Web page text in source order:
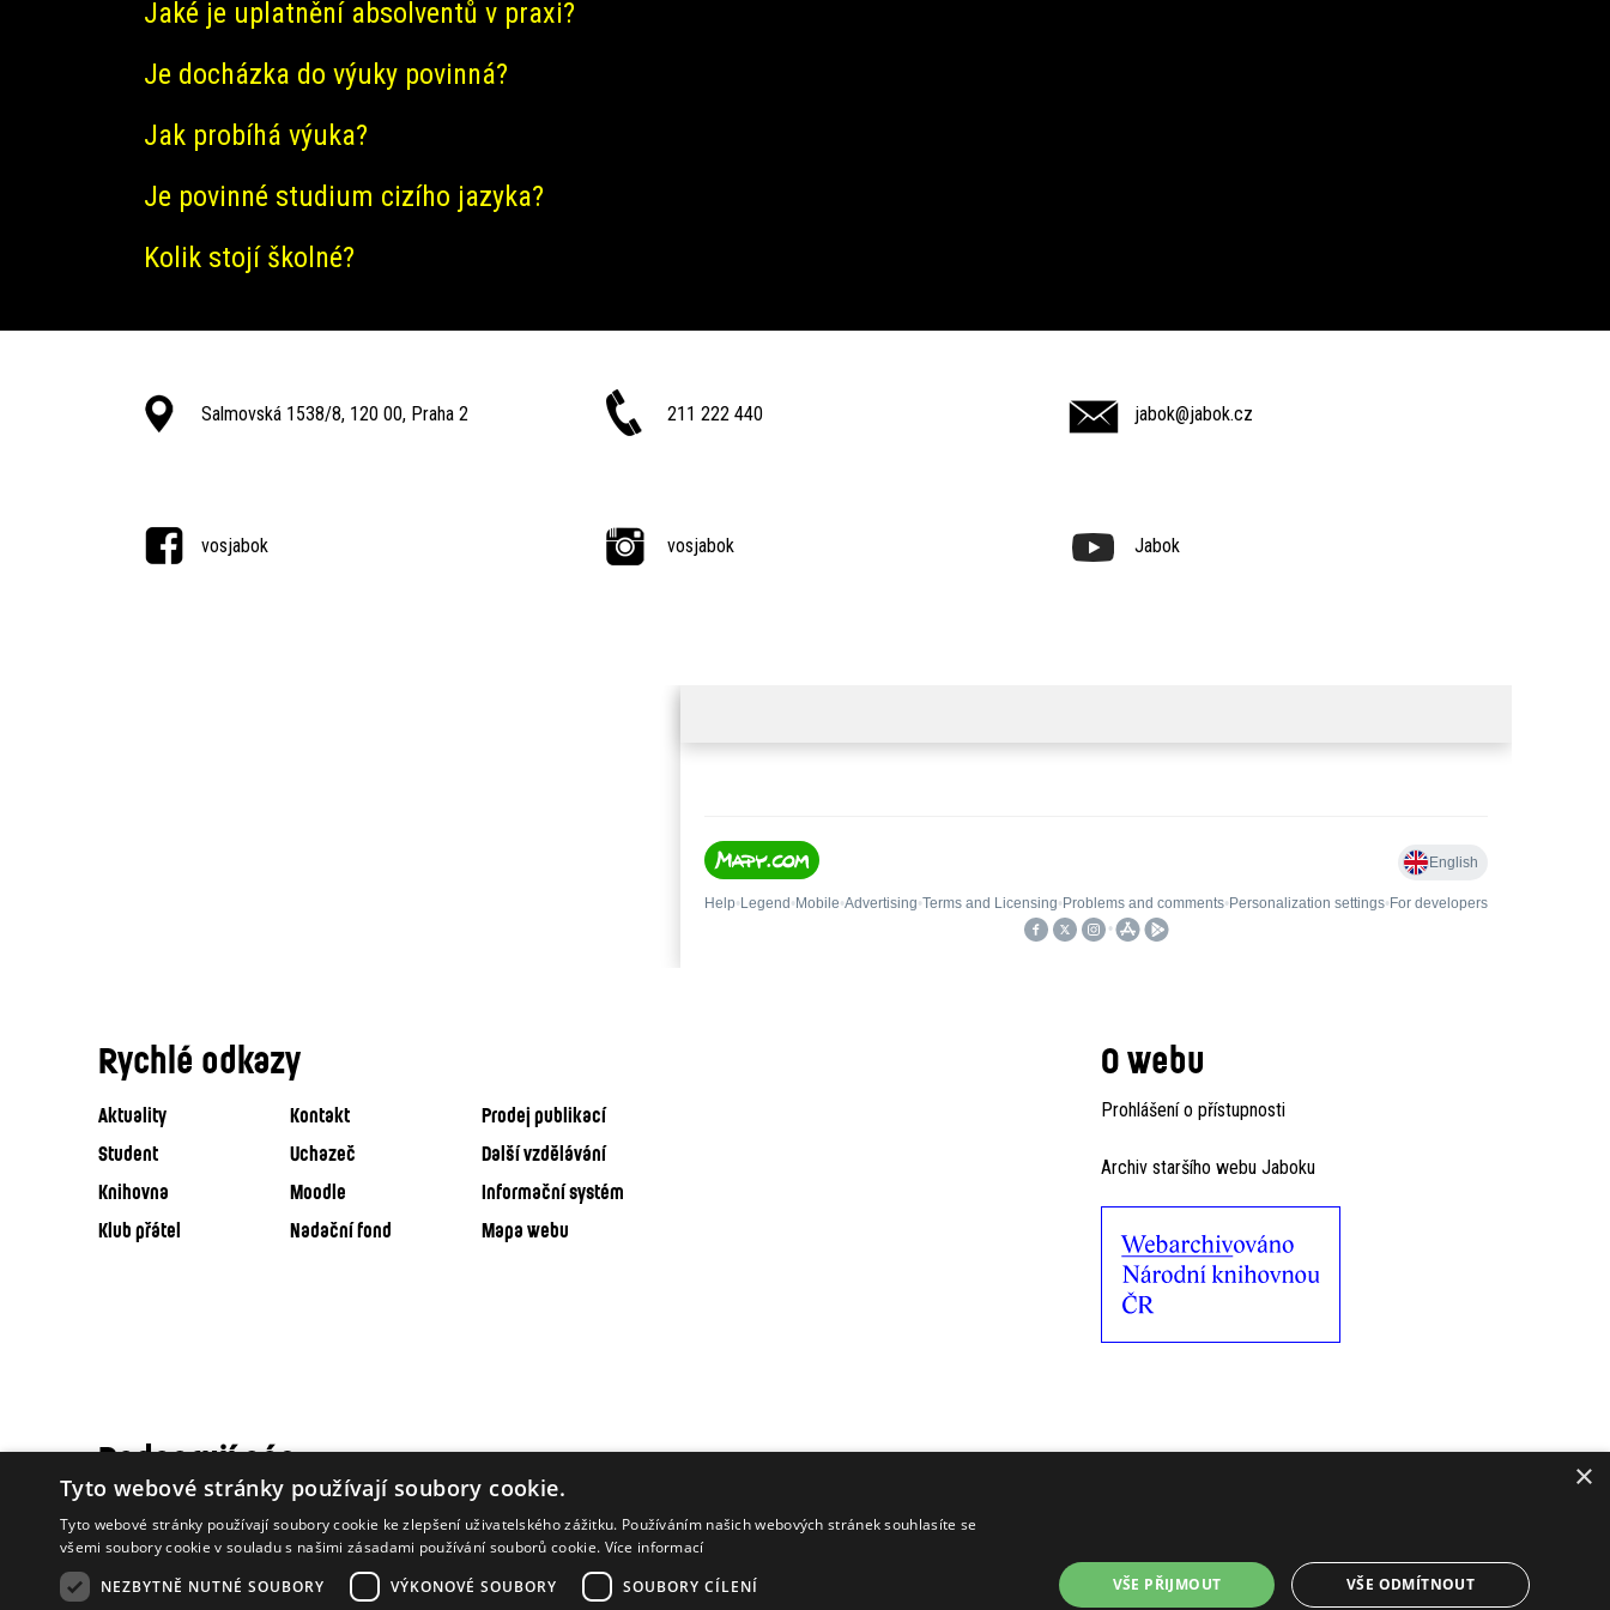
Jaké je uplatnění absolventů v praxi?
Je docházka do výuky povinná?
Jak probíhá výuka?
Je povinné studium cizího jazyka?
Kolik stojí školné?
Salmovská 1538/8, 120 00, Praha 2 211 222 440 jabok@jabok.cz
vosjabok vosjabok Jabok
Rychlé odkazy
Aktuality Kontakt
Prodej publikací
Student
Uchazeč
Další vzdělávání
Knihovna
Moodle
Informační systém
Klub přátel
Nadační fond Mapa webu
O webu
Prohlášení o přístupnosti
Archiv staršího webu Jaboku
Podporují nás ×
Tyto webové stránky používají soubory cookie.
Tyto webové stránky používají soubory cookie ke zlepšení uživatelského zážitku. Používáním našich webových stránek souhlasíte se
všemi soubory cookie v souladu s našimi zásadami používání souborů cookie. Více informací
NEZBYTNĚ NUTNÉ SOUBORY
VÝKONOVÉ SOUBORY SOUBORY CÍLENÍ VŠE PŘIJMOUT VŠE ODMÍTNOUT